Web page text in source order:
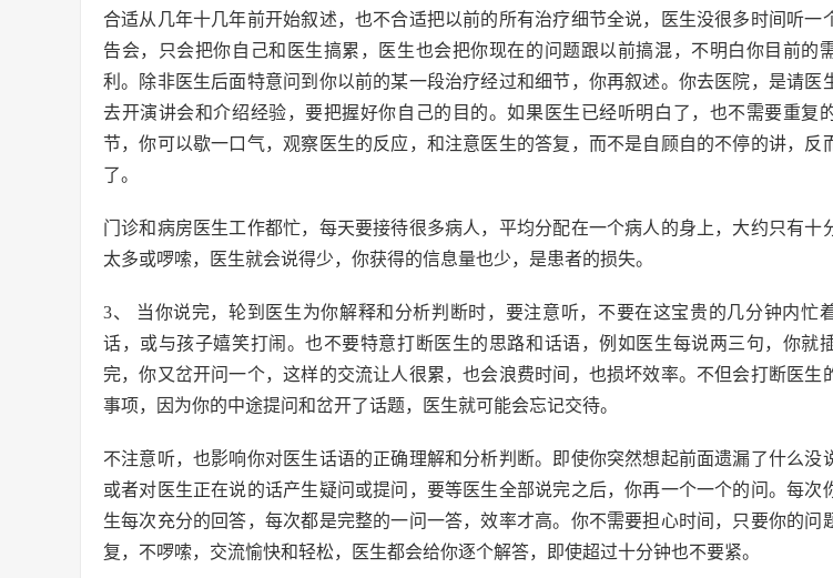
合适从几年十几年前开始叙述，也不合适把以前的所有治疗细节全说，医生没很多时间听一
告会，只会把你自己和医生搞累，医生也会把你现在的问题跟以前搞混，不明白你目前的
利。除非医生后面特意问到你以前的某一段治疗经过和细节，你再叙述。你去医院，是请医
去开演讲会和介绍经验，要把握好你自己的目的。如果医生已经听明白了，也不需要重复
节，你可以歇一口气，观察医生的反应，和注意医生的答复，而不是自顾自的不停的讲，反
了。
门诊和病房医生工作都忙，每天要接待很多病人，平均分配在一个病人的身上，大约只有十
太多或啰嗦，医生就会说得少，你获得的信息量也少，是患者的损失。
3、 当你说完，轮到医生为你解释和分析判断时，要注意听，不要在这宝贵的几分钟内忙
话，或与孩子嬉笑打闹。也不要特意打断医生的思路和话语，例如医生每说两三句，你就
完，你又岔开问一个，这样的交流让人很累，也会浪费时间，也损坏效率。不但会打断医生
事项，因为你的中途提问和岔开了话题，医生就可能会忘记交待。
不注意听，也影响你对医生话语的正确理解和分析判断。即使你突然想起前面遗漏了什么没
或者对医生正在说的话产生疑问或提问，要等医生全部说完之后，你再一个一个的问。每次
生每次充分的回答，每次都是完整的一问一答，效率才高。你不需要担心时间，只要你的问
复，不啰嗦，交流愉快和轻松，医生都会给你逐个解答，即使超过十分钟也不要紧。